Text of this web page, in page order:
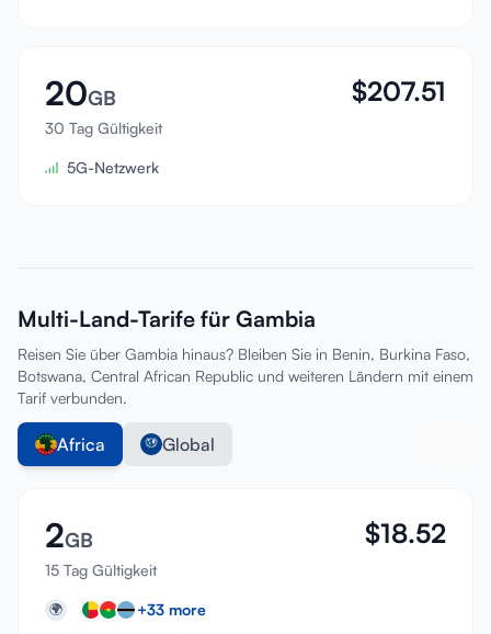
20GB
30 Tag Gültigkeit
$207.51
5G-Netzwerk
Multi-Land-Tarife für Gambia
Reisen Sie über Gambia hinaus? Bleiben Sie in Benin, Burkina Faso,
Botswana, Central African Republic und weiteren Ländern mit einem
Tarif verbunden.
Africa Global
2GB
15 Tag Gültigkeit
$18.52
🌍 +33 more